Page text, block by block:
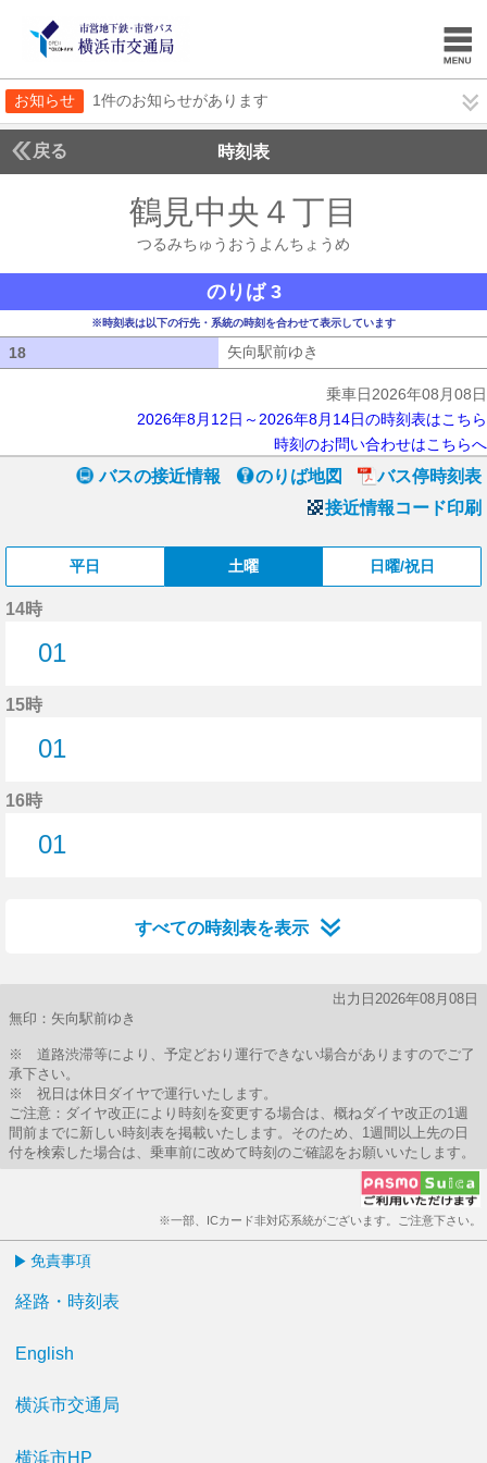
お知らせ 1件のお知らせがあります
戻る 時刻表
鶴見中央４丁目
つるみちゅうおうよんちょうめ
のりば 3
※時刻表は以下の行先・系統の時刻を合わせて表示しています
18 矢向駅前ゆき
乗車日2026年08月08日
2026年8月12日～2026年8月14日の時刻表はこちら
時刻のお問い合わせはこちらへ
バスの接近情報 のりば地図
バス停時刻表
接近情報コード印刷
平日 土曜 日曜/祝日
14時
01
15時
01
16時
01
すべての時刻表を表示
出力日2026年08月08日
無印：矢向駅前ゆき
※ 道路渋滞等により、予定どおり運行できない場合がありますのでご了
承下さい。
※ 祝日は休日ダイヤで運行いたします。
ご注意：ダイヤ改正により時刻を変更する場合は、概ねダイヤ改正の1週
間前までに新しい時刻表を掲載いたします。そのため、1週間以上先の日
付を検索した場合は、乗車前に改めて時刻のご確認をお願いいたします。
※一部、ICカード非対応系統がございます。ご注意下さい。
免責事項
経路・時刻表
English
横浜市交通局
横浜市HP